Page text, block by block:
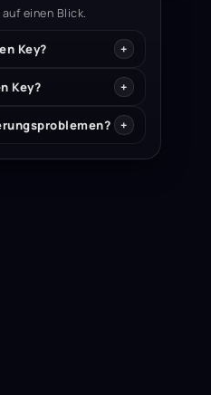
einen Blick.
Key?
Key?